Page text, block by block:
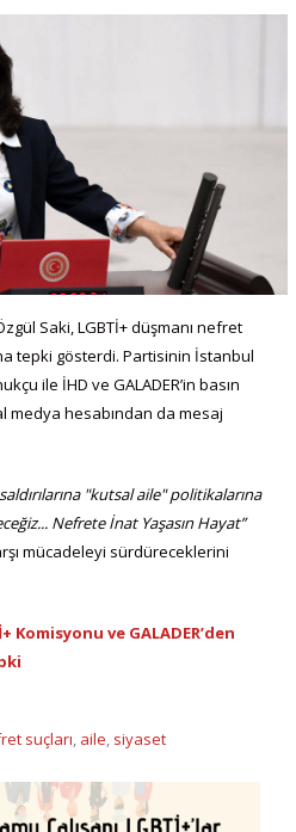
Saki, LGBTİ+ düşmanı nefret
tepki gösterdi. Partisinin İstanbul
ile İHD ve GALADER’in basın
medya hesabından da mesaj
"kutsal aile" politikalarına
Nefrete İnat Yaşasın Hayat”
mücadeleyi sürdüreceklerini
Komisyonu ve GALADER’den
suçları, aile, siyaset